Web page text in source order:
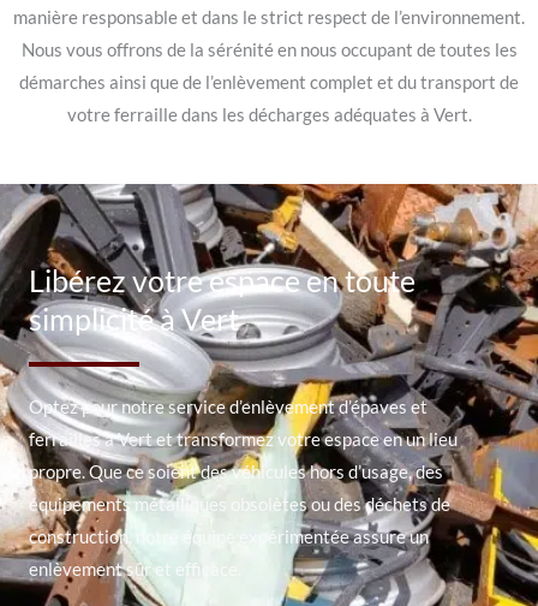
manière responsable et dans le strict respect de l’environnement.
Nous vous offrons de la sérénité en nous occupant de toutes les
démarches ainsi que de l’enlèvement complet et du transport de
votre ferraille dans les décharges adéquates à Vert.
Libérez votre espace en toute
simplicité à Vert
Optez pour notre service d’enlèvement d’épaves et
ferrailles à Vert et transformez votre espace en un lieu
propre. Que ce soient des véhicules hors d’usage, des
équipements métalliques obsolètes ou des déchets de
construction, notre équipe expérimentée assure un
enlèvement sûr et efficace.